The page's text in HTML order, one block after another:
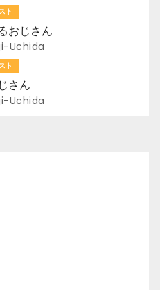
ト
おじさん
Uchida
ト
さん
Uchida